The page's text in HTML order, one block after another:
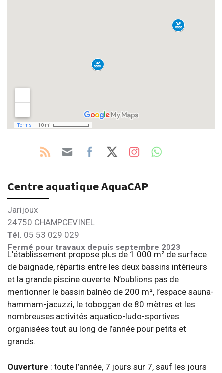
Centre aquatique AquaCAP
Jarijoux
24750 CHAMPCEVINEL
Tél. 05 53 029 029
Fermé pour travaux depuis septembre 2023
L’établissement propose plus de 1 000 m² de surface
de baignade, répartis entre les deux bassins intérieurs
et la grande piscine ouverte. N’oublions pas de
mentionner le bassin balnéo de 200 m², l’espace sauna-
hammam-jacuzzi, le toboggan de 80 mètres et les
nombreuses activités aquatico-ludo-sportives
organisées tout au long de l’année pour petits et
grands.
Ouverture : toute l’année, 7 jours sur 7, sauf les jours